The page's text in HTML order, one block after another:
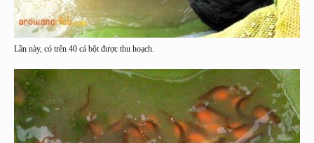
Lần này, có trên 40 cá bột được thu hoạch.